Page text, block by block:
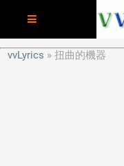
vvLyrics
扭曲的機器